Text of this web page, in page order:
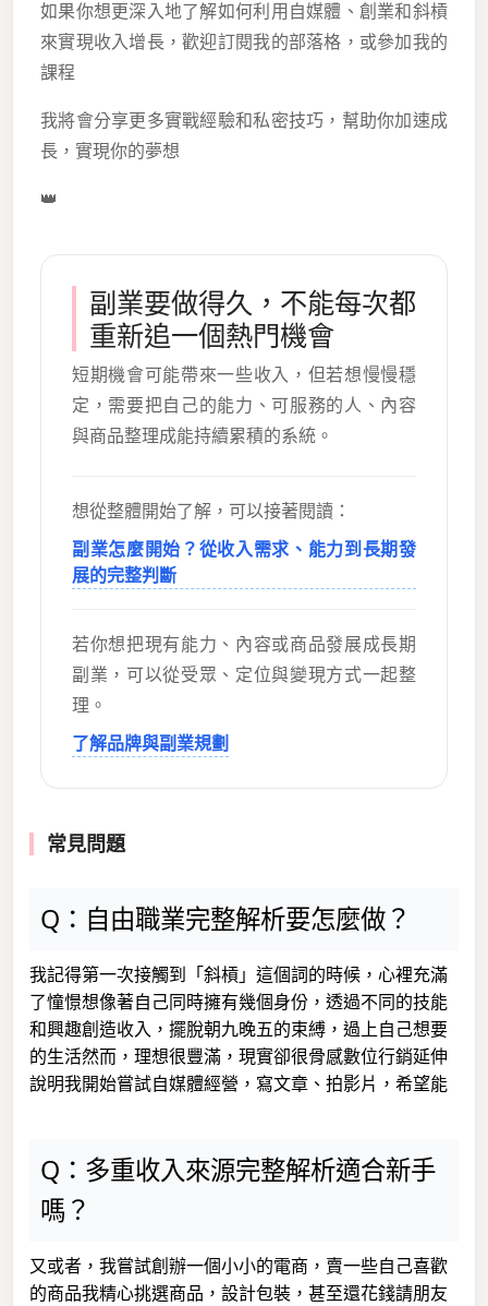
如果你想更深入地了解如何利用自媒體、創業和斜槓
來實現收入增長，歡迎訂閱我的部落格，或參加我的
課程
我將會分享更多實戰經驗和私密技巧，幫助你加速成
長，實現你的夢想
👑
副業要做得久，不能每次都
重新追一個熱門機會
短期機會可能帶來一些收入，但若想慢慢穩
定，需要把自己的能力、可服務的人、內容
與商品整理成能持續累積的系統。
想從整體開始了解，可以接著閱讀：
副業怎麼開始？從收入需求、能力到長期發
展的完整判斷
若你想把現有能力、內容或商品發展成長期
副業，可以從受眾、定位與變現方式一起整
理。
了解品牌與副業規劃
常見問題
Q：自由職業完整解析要怎麼做？
我記得第一次接觸到「斜槓」這個詞的時候，心裡充滿
了憧憬想像著自己同時擁有幾個身份，透過不同的技能
和興趣創造收入，擺脫朝九晚五的束縛，過上自己想要
的生活然而，理想很豐滿，現實卻很骨感數位行銷延伸
說明我開始嘗試自媒體經營，寫文章、拍影片，希望能
Q：多重收入來源完整解析適合新手
嗎？
又或者，我嘗試創辦一個小小的電商，賣一些自己喜歡
的商品我精心挑選商品，設計包裝，甚至還花錢請朋友